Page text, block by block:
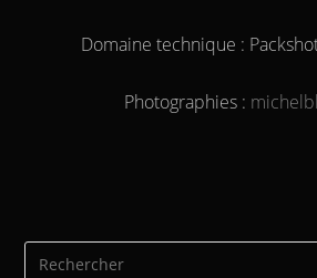
Domaine technique :
Photographies :